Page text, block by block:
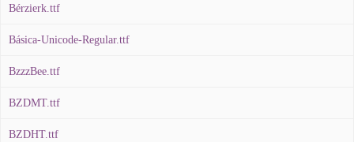
Bérzierk.ttf
Básica-Unicode-Regular.ttf
BzzzBee.ttf
BZDMT.ttf
BZDHT.ttf